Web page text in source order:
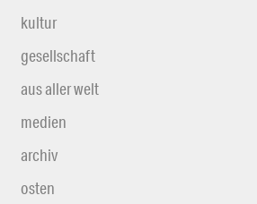
kultur
gesellschaft
aus aller welt
medien
archiv
osten